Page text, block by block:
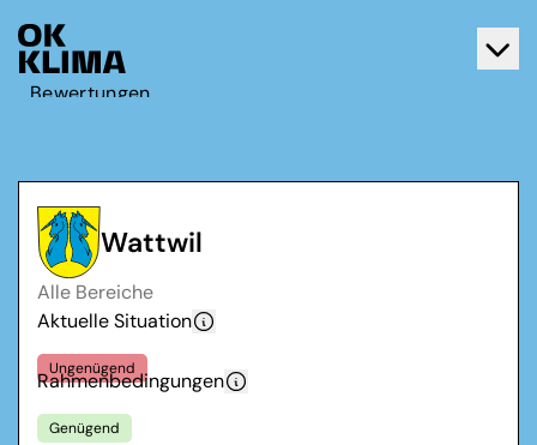
Bewertungen
Kontakt
Deutsch
Français
Wattwil
Alle Bereiche
Aktuelle Situation
Ungenügend
Rahmenbedingungen
Genügend